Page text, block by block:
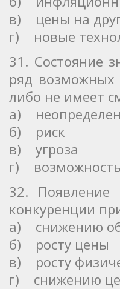
в) цены на
г) новые
31. Состояние
ряд возможных
либо не имеет
а)
б) риск
в) угроза
г)
32. Появление
конкуренции
а) снижению
б) росту цены
в) росту
г) снижению